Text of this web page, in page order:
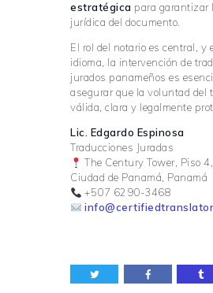
estratégica para garantizar
jurídica del documento.
El rol del notario es central, y
idioma, la intervención de
jurados panameños es
asegurar que la voluntad del
válida, clara y legalmente
Lic. Edgardo Espinosa
Traducciones Juradas
The Century Tower, Piso
Ciudad de Panamá, Panamá
+507 6290-3468